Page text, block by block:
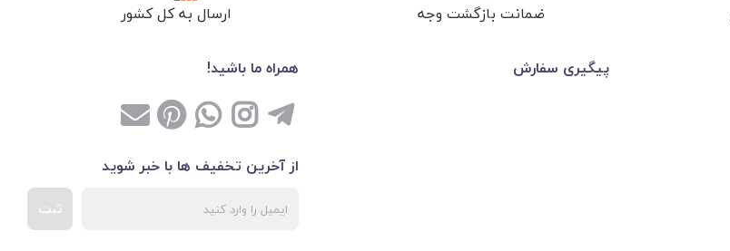
ضمانت بازگشت وجه ارسال به کل کشور
پیگیری سفارش
همراه ما باشید!
از آخرین تخفیف ها با خبر شوید
ثبت